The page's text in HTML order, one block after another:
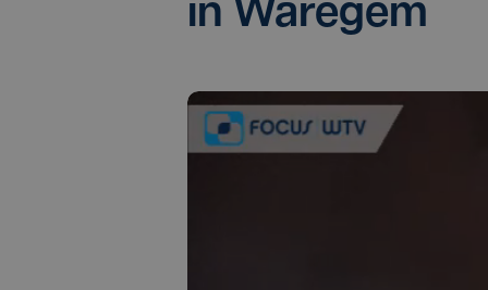
in Waregem